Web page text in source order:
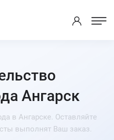
Ангарск
в Ангарске. Оставляйте
выполнят Ваш заказ.